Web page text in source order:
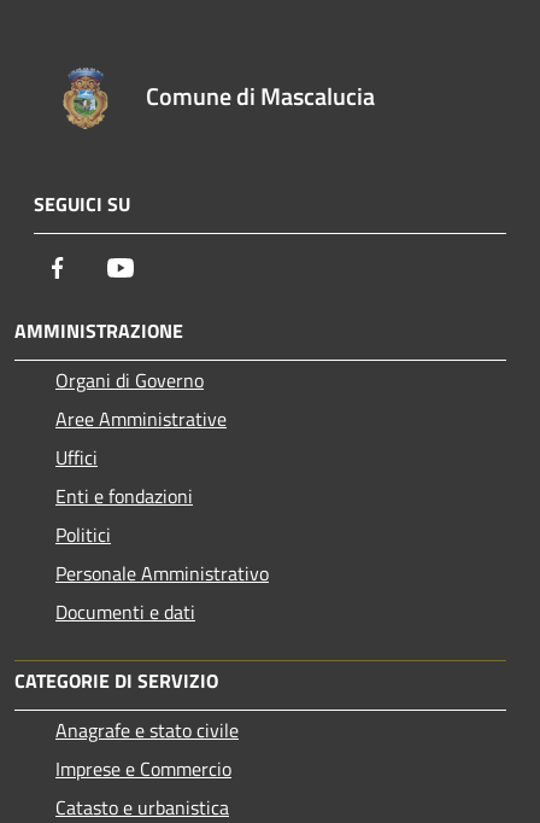
Comune di Mascalucia
SEGUICI SU
Facebook
AMMINISTRAZIONE
Organi di Governo
Aree Amministrative
Uffici
Enti e fondazioni
Politici
Personale Amministrativo
Documenti e dati
CATEGORIE DI SERVIZIO
Anagrafe e stato civile
Imprese e Commercio
Catasto e urbanistica